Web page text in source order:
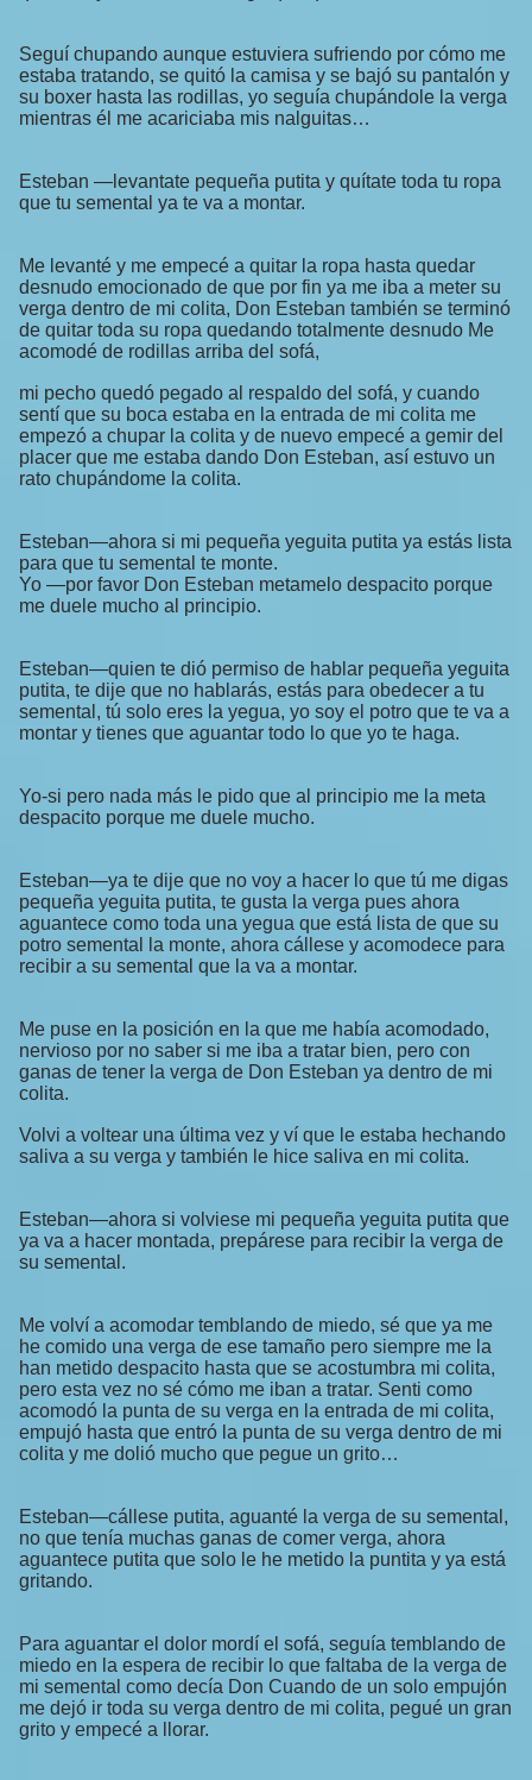
Seguí chupando aunque estuviera sufriendo por cómo me
estaba tratando, se quitó la camisa y se bajó su pantalón y
su boxer hasta las rodillas, yo seguía chupándole la verga
mientras él me acariciaba mis nalguitas…
Esteban —levantate pequeña putita y quítate toda tu ropa
que tu semental ya te va a montar.
Me levanté y me empecé a quitar la ropa hasta quedar
desnudo emocionado de que por fin ya me iba a meter su
verga dentro de mi colita, Don Esteban también se terminó
de quitar toda su ropa quedando totalmente desnudo Me
acomodé de rodillas arriba del sofá,
mi pecho quedó pegado al respaldo del sofá, y cuando
sentí que su boca estaba en la entrada de mi colita me
empezó a chupar la colita y de nuevo empecé a gemir del
placer que me estaba dando Don Esteban, así estuvo un
rato chupándome la colita.
Esteban—ahora si mi pequeña yeguita putita ya estás lista
para que tu semental te monte.
Yo —por favor Don Esteban metamelo despacito porque
me duele mucho al principio.
Esteban—quien te dió permiso de hablar pequeña yeguita
putita, te dije que no hablarás, estás para obedecer a tu
semental, tú solo eres la yegua, yo soy el potro que te va a
montar y tienes que aguantar todo lo que yo te haga.
Yo-si pero nada más le pido que al principio me la meta
despacito porque me duele mucho.
Esteban—ya te dije que no voy a hacer lo que tú me digas
pequeña yeguita putita, te gusta la verga pues ahora
aguantece como toda una yegua que está lista de que su
potro semental la monte, ahora cállese y acomodece para
recibir a su semental que la va a montar.
Me puse en la posición en la que me había acomodado,
nervioso por no saber si me iba a tratar bien, pero con
ganas de tener la verga de Don Esteban ya dentro de mi
colita.
Volvi a voltear una última vez y ví que le estaba hechando
saliva a su verga y también le hice saliva en mi colita.
Esteban—ahora si volviese mi pequeña yeguita putita que
ya va a hacer montada, prepárese para recibir la verga de
su semental.
Me volví a acomodar temblando de miedo, sé que ya me
he comido una verga de ese tamaño pero siempre me la
han metido despacito hasta que se acostumbra mi colita,
pero esta vez no sé cómo me iban a tratar. Senti como
acomodó la punta de su verga en la entrada de mi colita,
empujó hasta que entró la punta de su verga dentro de mi
colita y me dolió mucho que pegue un grito…
Esteban—cállese putita, aguanté la verga de su semental,
no que tenía muchas ganas de comer verga, ahora
aguantece putita que solo le he metido la puntita y ya está
gritando.
Para aguantar el dolor mordí el sofá, seguía temblando de
miedo en la espera de recibir lo que faltaba de la verga de
mi semental como decía Don Cuando de un solo empujón
me dejó ir toda su verga dentro de mi colita, pegué un gran
grito y empecé a llorar.